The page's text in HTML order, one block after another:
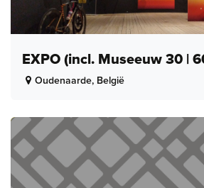
EXPO (incl. Museeuw 30 |
Oudenaarde, België